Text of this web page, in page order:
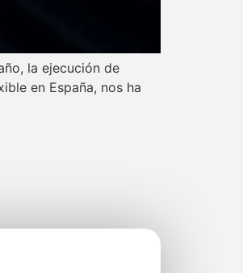
la ejecución de
en España, nos ha